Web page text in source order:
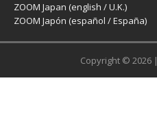
ZOOM Japan (english / U.K.)
ZOOM Japón (español / España)
Copyright © 2026 |